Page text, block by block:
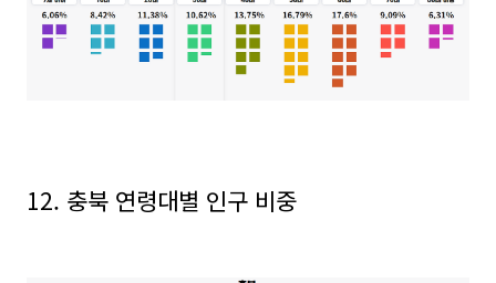
12. 충북 연령대별 인구 비중